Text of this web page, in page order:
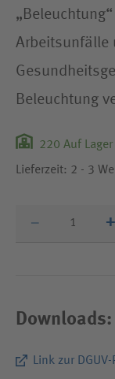
Arbeitsunfälle
Beleuchtung
220 Auf Lager
Lieferzeit: 2 - 3
– +
Downloads:
Link zur